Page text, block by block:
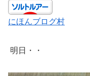
にほんブログ村
明日・・